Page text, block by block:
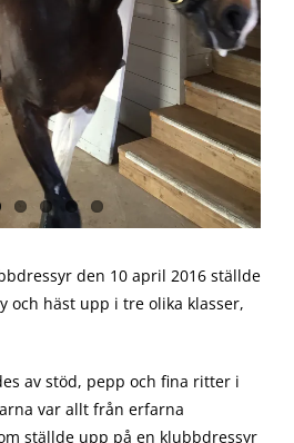
den 10 april 2016 ställde
och häst upp i tre olika klasser,
av stöd, pepp och fina ritter i
var allt från erfarna
ställde upp på en klubbdressyr